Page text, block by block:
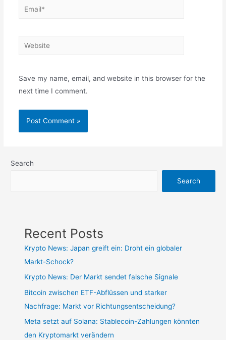
Email*
Website
Save my name, email, and website in this browser for the
next time I comment.
Search
Search
Recent Posts
Krypto News: Japan greift ein: Droht ein globaler
Markt-Schock?
Krypto News: Der Markt sendet falsche Signale
Bitcoin zwischen ETF-Abflüssen und starker
Nachfrage: Markt vor Richtungsentscheidung?
Meta setzt auf Solana: Stablecoin-Zahlungen könnten
den Kryptomarkt verändern